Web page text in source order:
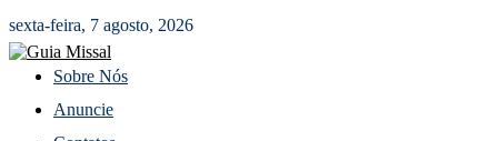
sexta-feira, 7 agosto, 2026
Sobre Nós
Anuncie